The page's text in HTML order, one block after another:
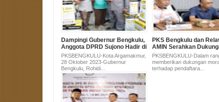
Dampingi Gubernur Bengkulu,
Anggota DPRD Sujono Hadir di
Pembagian Alsintan untuk
Masyarakat Bengkulu Utara
PKSBENGKULU-Kota Argamakmur,
28 Oktober 2023-Gubernur
Bengkulu, Rohidi...
PKS Bengkulu dan
AMIN Serahkan
Pasangan Anies-
KPU
PKSBENGKULU-Dalam
memberikan dukungan
terhadap pendaftara...